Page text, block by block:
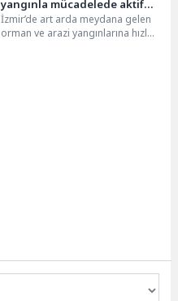
yangınla mücadelede aktif
rol alıyor
İzmir’de art arda meydana gelen
orman ve arazi yangınlarına hızla